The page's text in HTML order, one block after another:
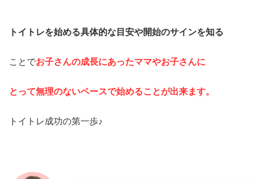
トイトレを始める具体的な目安や開始のサインを知る
ことでお子さんの成長にあったママやお子さんに
とって無理のないペースで始めることが出来ます。
トイトレ成功の第一歩♪